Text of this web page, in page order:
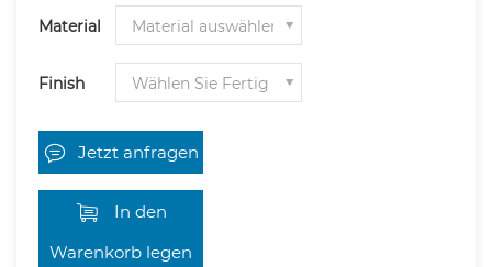
Material
Finish
Jetzt anfragen
In den
Warenkorb legen